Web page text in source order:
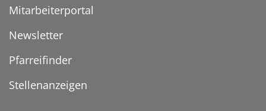
Mitarbeiterportal
Newsletter
Pfarreifinder
Stellenanzeigen